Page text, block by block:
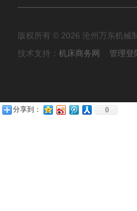
版权所有 © 2026 沧州万东机械
技术支持： 机床商务网 管理登
分享到： 0